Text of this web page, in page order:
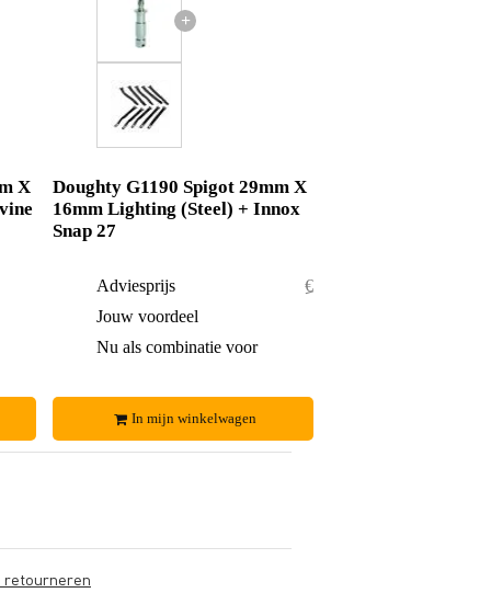
X
+
Doughty G1190 Spigot 29mm X
16mm Lighting (Steel) + Innox
Snap 27
Adviesprijs
€ 43,50
Jouw voordeel
Nu als combinatie voor
In mijn winkelwagen
retourneren